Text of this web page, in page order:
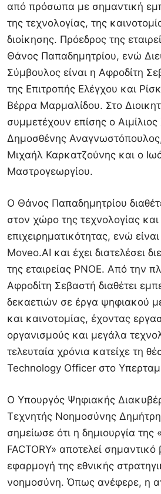
από πρόσωπα με σημαντική
της τεχνολογίας, της
διοίκησης. Πρόεδρος της
Θάνος Παπαδημητρίου, ενώ
Σύμβουλος είναι η Αφροδίτη
της Επιτροπής Ελέγχου και
Βέρρα Μαρμαλίδου. Στο
συμμετέχουν επίσης ο
Δημοσθένης
Μιχαήλ Καρκατζούνης και ο
Μαστρογεωργίου.
Ο Θάνος Παπαδημητρίου
στον χώρο της τεχνολογίας και
επιχειρηματικότητας, ενώ
Moveo.AI και έχει διατελέσει
της εταιρείας PNOE. Από την
Αφροδίτη Σεβαστή διαθέτει
δεκαετιών σε έργα ψηφιακού
και καινοτομίας, έχοντας
οργανισμούς και μεγάλα
τελευταία χρόνια κατείχε τη
Technology Officer στο
Ο Υπουργός Ψηφιακής
Τεχνητής Νοημοσύνης
σημείωσε ότι η δημιουργία
FACTORY» αποτελεί σημαντικό
εφαρμογή της εθνικής
νοημοσύνη. Όπως ανέφερε, η